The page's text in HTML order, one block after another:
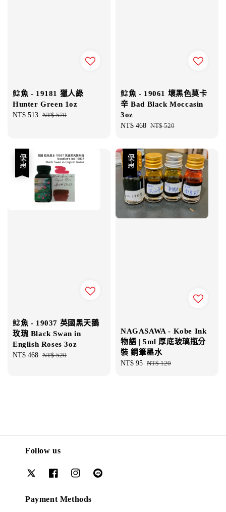
鯰魚 - 19181 獵人綠
Hunter Green 1oz
Sale
NT$ 513 Regular
NT$ 570
鯰魚 - 19061 壞黑色莫卡
辛 Bad Black Moccasin
3oz
Sale
NT$ 468 Regular
NT$ 520
優惠
鯰魚 - 19037 英國黑天鵝
玫瑰 Black Swan in
English Roses 3oz
Sale
NT$ 468 Regular
NT$ 520
優惠
NAGASAWA - Kobe Ink
物語 | 5ml 厚底玻璃瓶分
裝 鋼筆墨水
Sale
NT$ 95 Regular
NT$ 120
Follow us
Payment Methods